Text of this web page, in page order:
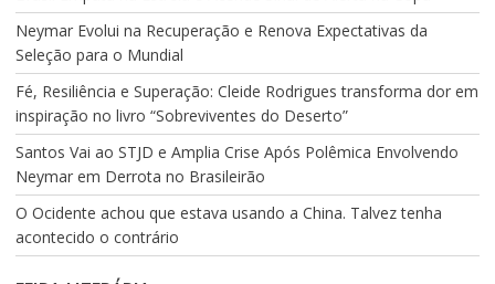
Neymar Evolui na Recuperação e Renova Expectativas da
Seleção para o Mundial
Fé, Resiliência e Superação: Cleide Rodrigues transforma dor em
inspiração no livro “Sobreviventes do Deserto”
Santos Vai ao STJD e Amplia Crise Após Polêmica Envolvendo
Neymar em Derrota no Brasileirão
O Ocidente achou que estava usando a China. Talvez tenha
acontecido o contrário